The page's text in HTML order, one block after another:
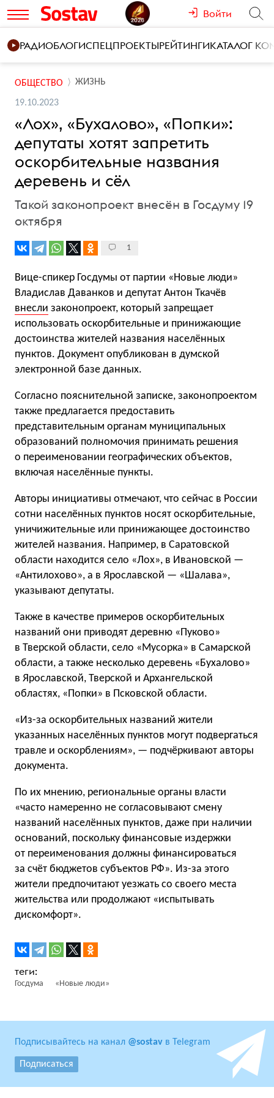
Войти
РАДИОБЛОГИСПЕЦПРОЕКТЫРЕЙТИНГИКАТАЛОГ
ОБЩЕСТВО ЖИЗНЬ
19.10.2023
«Лох», «Бухалово», «Попки»:
депутаты хотят запретить
оскорбительные названия
деревень и сёл
Такой законопроект внесён в Госдуму 19
октября
1
Вице-спикер Госдумы от партии «Новые люди»
Владислав Даванков и депутат Антон Ткачёв
внесли законопроект, который запрещает
использовать оскорбительные и принижающие
достоинства жителей названия населённых
пунктов. Документ опубликован в думской
электронной базе данных.
Согласно пояснительной записке, законопроектом
также предлагается предоставить
представительным органам муниципальных
образований полномочия принимать решения
о переименовании географических объектов,
включая населённые пункты.
Авторы инициативы отмечают, что сейчас в России
сотни населённых пунктов носят оскорбительные,
уничижительные или принижающее достоинство
жителей названия. Например, в Саратовской
области находится село «Лох», в Ивановской —
«Антилохово», а в Ярославской — «Шалава»,
указывают депутаты.
Также в качестве примеров оскорбительных
названий они приводят деревню «Пуково»
в Тверской области, село «Мусорка» в Самарской
области, а также несколько деревень «Бухалово»
в Ярославской, Тверской и Архангельской
областях, «Попки» в Псковской области.
«Из-за оскорбительных названий жители
указанных населённых пунктов могут подвергаться
травле и оскорблениям», — подчёркивают авторы
документа.
По их мнению, региональные органы власти
«часто намеренно не согласовывают смену
названий населённых пунктов, даже при наличии
оснований, поскольку финансовые издержки
от переименования должны финансироваться
за счёт бюджетов субъектов РФ». Из-за этого
жители предпочитают уезжать со своего места
жительства или продолжают «испытывать
дискомфорт».
Госдума «Новые люди»
Подписывайтесь на канал @sostav в Telegram
Подписаться